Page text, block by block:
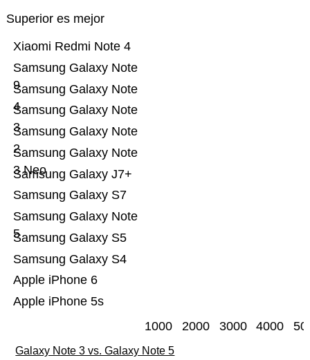
Superior es mejor
Apple iPhone 5s
Apple iPhone 6
Samsung Galaxy S4
Samsung Galaxy S5
Samsung Galaxy Note
5
Samsung Galaxy S7
Samsung Galaxy J7+
Samsung Galaxy Note
3 Neo
Samsung Galaxy Note
2
Samsung Galaxy Note
3
Samsung Galaxy Note
4
Samsung Galaxy Note
9
Xiaomi Redmi Note 4
1000 2000 3000 4000
Galaxy Note 3 vs. Galaxy Note 5